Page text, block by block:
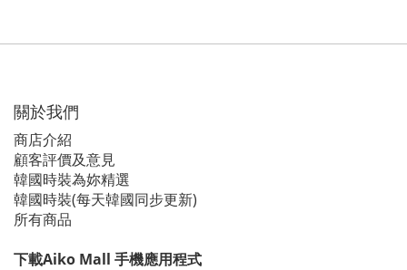
關於我們
商店介紹
顧客評價及意見
韓國時裝為妳精選
韓國時裝(每天韓國同步更新)
所有商品
下載Aiko Mall 手機應用程式